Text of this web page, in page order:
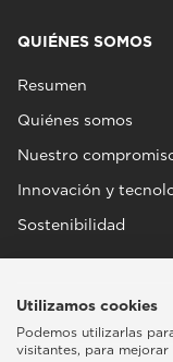
QUIÉNES SOMOS
Resumen
Quiénes somos
Nuestro
Innovación y
Sostenibilidad
Utilizamos cookies
Podemos utilizarlas
visitantes, para